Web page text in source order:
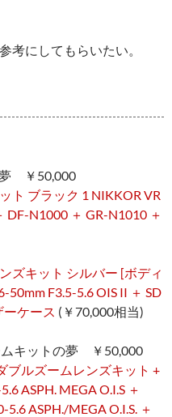
考にしてもらいたい。
夢 ￥50,000
ト ブラック 1 NIKKOR VR
N1000 ＋ GR-N1010 ＋
ズキット シルバー [ボディ
F3.5-5.6 OIS II ＋ SD
ーケース (￥70,000相当)
ムキットの夢 ￥50,000
ブルズームレンズキット +
ASPH. MEGA O.I.S ＋
ASPH./MEGA O.I.S. ＋